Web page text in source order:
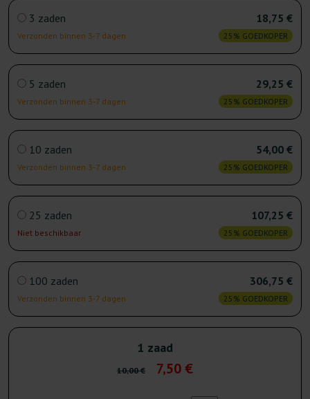
3 zaden
Verzonden binnen 3-7 dagen
18,75 €
25% GOEDKOPER
5 zaden
Verzonden binnen 3-7 dagen
29,25 €
25% GOEDKOPER
10 zaden
Verzonden binnen 3-7 dagen
54,00 €
25% GOEDKOPER
25 zaden
Niet beschikbaar
107,25 €
25% GOEDKOPER
100 zaden
Verzonden binnen 3-7 dagen
306,75 €
25% GOEDKOPER
1 zaad
10,00 € 7,50 €